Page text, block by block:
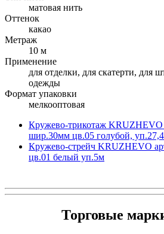
матовая нить
Оттенок
какао
Метраж
10 м
Применение
для отделки, для скатерти, для
одежды
Формат упаковки
мелкооптовая
Кружево-трикотаж KRUZHEVO
шир.30мм цв.05 голубой,
Кружево-стрейч KRUZHEVO
цв.01 белый уп.5м
Торговые